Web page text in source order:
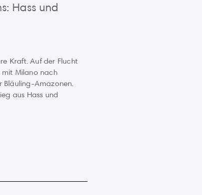
Hass und
Kraft. Auf der Flucht
mit Milano nach
Bläuling-Amazonen.
aus Hass und